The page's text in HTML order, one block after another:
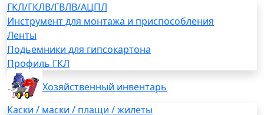
ГКЛ/ГКЛВ/ГВЛВ/АЦПЛ
Инструмент для монтажа и приспособления
Ленты
Подьемники для гипсокартона
Профиль ГКЛ
Хозяйственный инвентарь
Каски / маски / плащи / жилеты